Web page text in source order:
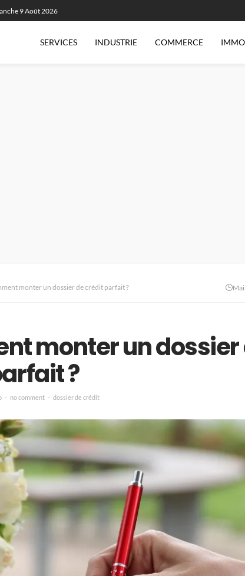
9 Août 2026
SERVICES INDUSTRIE COMMERCE
monter un dossier de crédit parfait ?
monter un dossier
?
no comment dossier de crédit